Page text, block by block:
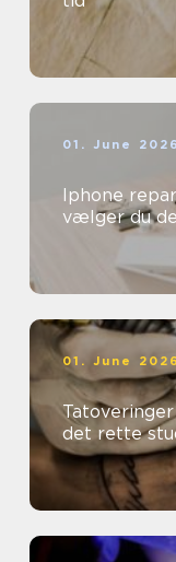
01. June 2026
Iphone
vælger du
01. June 2026
Tatoveringer
det rette